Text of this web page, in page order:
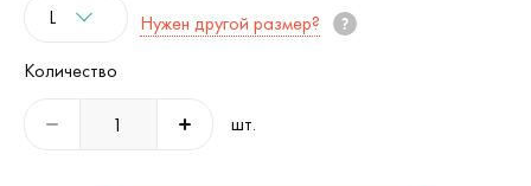
L
Нужен другой размер?
Количество
шт.